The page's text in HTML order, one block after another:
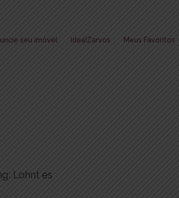
seu imóvel Idea!Zarvos Meus Favoritos
Lohnt es